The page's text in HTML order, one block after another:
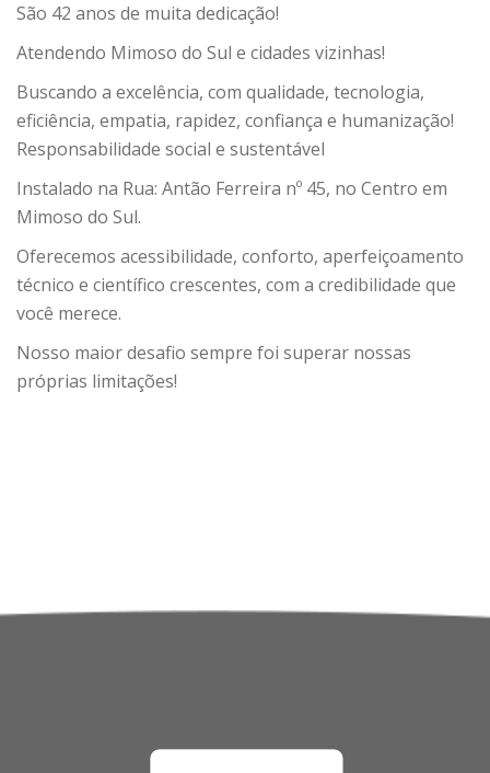
São 42 anos de muita dedicação!
Atendendo Mimoso do Sul e cidades vizinhas!
Buscando a excelência, com qualidade, tecnologia,
eficiência, empatia, rapidez, confiança e humanização!
Responsabilidade social e sustentável
Instalado na Rua: Antão Ferreira nº 45, no Centro em
Mimoso do Sul.
Oferecemos acessibilidade, conforto, aperfeiçoamento
técnico e científico crescentes, com a credibilidade que
você merece.
Nosso maior desafio sempre foi superar nossas
próprias limitações!